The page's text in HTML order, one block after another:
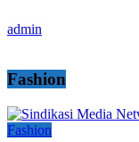
admin
Fashion
Fashion